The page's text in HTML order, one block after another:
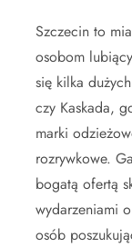
Szczecin to
osobom
się kilka
czy Kaskada,
marki
rozrywkowe.
bogatą ofertą
wydarzeniami
osób